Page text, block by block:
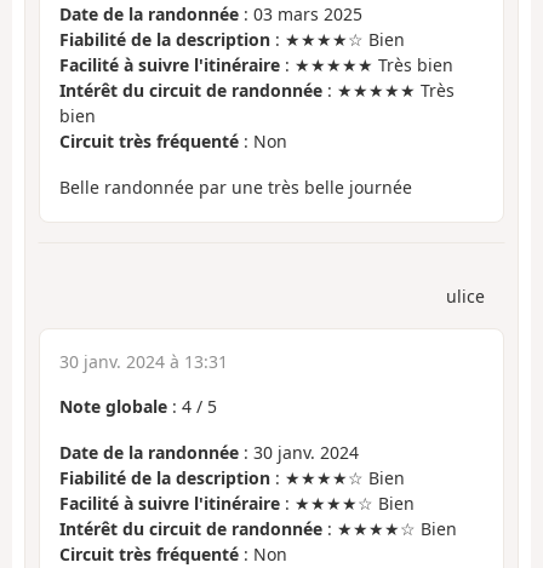
Date de la randonnée : 03 mars 2025
Fiabilité de la description : ★★★★☆ Bien
Facilité à suivre l'itinéraire : ★★★★★ Très bien
Intérêt du circuit de randonnée : ★★★★★ Très
bien
Circuit très fréquenté : Non
Belle randonnée par une très belle journée
ulice
30 janv. 2024 à 13:31
Note globale : 4 / 5
Date de la randonnée : 30 janv. 2024
Fiabilité de la description : ★★★★☆ Bien
Facilité à suivre l'itinéraire : ★★★★☆ Bien
Intérêt du circuit de randonnée : ★★★★☆ Bien
Circuit très fréquenté : Non